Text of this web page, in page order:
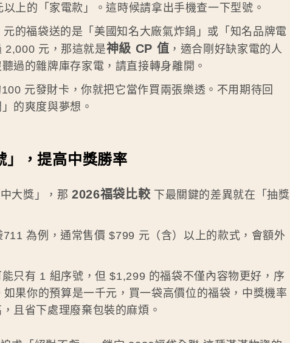
上的「家電款」。這時候請拿出手機查一下型號。
的福袋送的是「美國知名大廠氣炸鍋」或「知名品牌電
2,000 元，那這就是神級 CP 值 ，適合剛好缺家電的人
過的雜牌庫存家電，請直接轉身離開。
元發財卡，你就把它當作買兩張樂透。不用期待回
的爽度與夢想。
」，提高中獎勝率
大獎」，那2026福袋比較下最關鍵的差異就在「抽獎
711 為例，通常售價 $799 元（含）以上的款式，會額外
能只有 1 組序號，但 $1,299 的福袋不僅內容物更好，序
果你的預算是一千元，買一袋高價位的福袋，中獎機率
且省下處理廢棄包裝的麻煩。